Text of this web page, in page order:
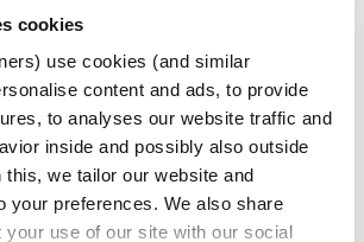
cookies
use cookies (and similar
content and ads, to provide
to analyses our website traffic and
inside and possibly also outside
this, we tailor our website and
your preferences. We also share
your use of our site with our social
platformen.
van de toekomst?
met ons team om te ontdekken
bedrijf kan ondersteunen. Vul
contactformulierin.